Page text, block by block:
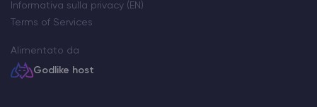
Informativa sulla privacy (EN)
Terms of Services
Alimentato da
Godlike host